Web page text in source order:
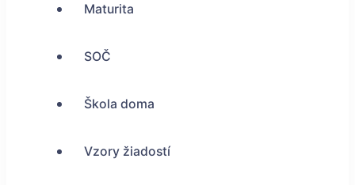
Maturita
SOČ
Škola doma
Vzory žiadostí